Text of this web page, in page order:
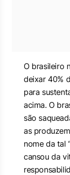
O brasileiro
deixar 40%
para
acima. O
são
as
nome da tal
cansou da